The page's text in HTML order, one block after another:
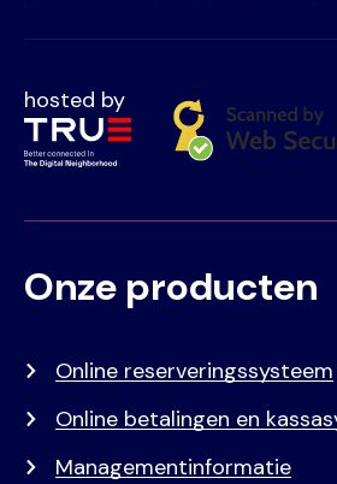
hosted by
Voet
Primair
Onze producten
Online reserveringssysteem
Online betalingen en
Managementinformatie